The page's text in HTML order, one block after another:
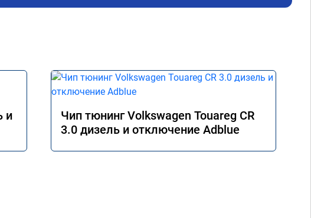
и
Чип тюнинг Volkswagen Touareg CR
3.0 дизель и отключение Adblue